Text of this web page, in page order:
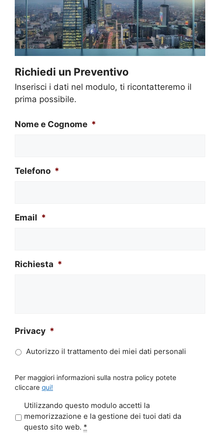
Richiedi un Preventivo
Inserisci i dati nel modulo, ti ricontatteremo il
prima possibile.
Nome e Cognome *
Telefono *
Email *
Richiesta *
Privacy *
Autorizzo il trattamento dei miei dati personali
Per maggiori informazioni sulla nostra policy potete
cliccare qui!
r
Utilizzando questo modulo accetti la
memorizzazione e la gestione dei tuoi dati da
questo sito web. *